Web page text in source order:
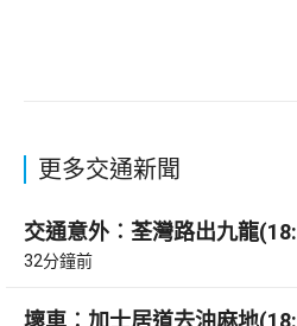
更多交通新聞
交通意外︰荃灣路出九龍
32分鐘前
壞車︰加士居道去油麻地